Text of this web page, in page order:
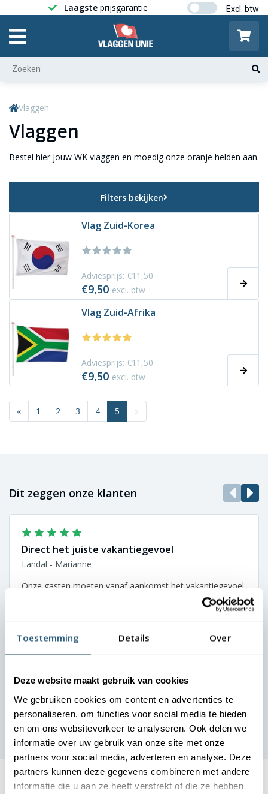
Toestemming Details Over
Deze website maakt gebruik van cookies
We gebruiken cookies om content en advertenties te
personaliseren, om functies voor social media te bieden
en om ons websiteverkeer te analyseren. Ook delen we
informatie over uw gebruik van onze site met onze
partners voor social media, adverteren en analyse. Deze
partners kunnen deze gegevens combineren met andere
informatie die u aan ze heeft verstrekt of die ze hebben
Laagste prijsgarantie Gratis
Vlaggen
Vlaggen
Bestel hier jouw WK vlaggen en moedig onze oranje helden aan.
Filters bekijken
Vlag Zuid-Korea
Adviesprijs: €11,50
€9,50 excl. btw
Vlag Zuid-Afrika
Adviesprijs: €11,50
€9,50 excl. btw
« 1 2 3 4 5 »
Dit zeggen onze klanten
Direct het juiste vakantiegevoel
Landal - Marianne
Onze gasten moeten vanaf aankomst het vakantiegevoel
ervaren. De vlaggen bij onze parken zetten direct de juiste
samenwerking.